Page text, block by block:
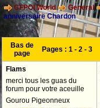
CFPOI World General
anniversaire Chardon
Bas de
page
Pages : 1 - 2 - 3
Flams
merci tous les guas du
forum pour votre aceuille
Gourou Pigeonneux